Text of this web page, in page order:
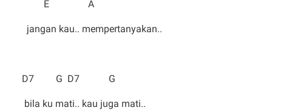
E A
jangan kau.. mempertanyakan..
D7 G D7 G
bila ku mati.. kau juga mati..